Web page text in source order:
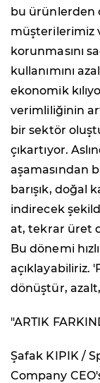
bu ürünlerden
müşterilerimiz
korunmasını
kullanımını
ekonomik
verimliliğinin
bir sektör
çıkartıyor.
aşamasından
barışık, doğal
indirecek
at, tekrar üret
Bu dönemi
açıklayabiliriz.
dönüştür,
"ARTIK
Şafak KIPIK /
Company